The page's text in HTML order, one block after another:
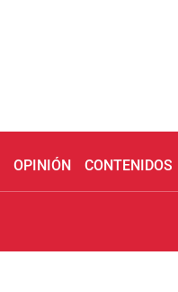
OPINIÓN CONTENIDOS